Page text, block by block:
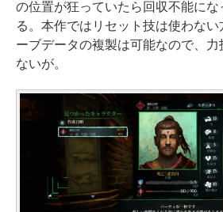
の位置が狂っていたら回収不能に
る。本作ではリセット技は使わな
ーブデータの複製は可能なので、
ないが。